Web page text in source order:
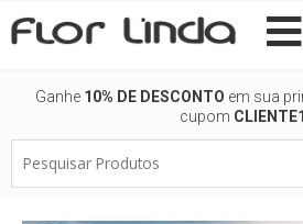
para
Ganhe 10% DE DESCONTO em sua
cupom
Produtos